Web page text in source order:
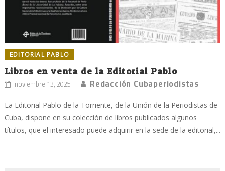
EDITORIAL PABLO
Libros en venta de la Editorial Pablo
noviembre 13, 2025 Redacción Cubaperiodistas
La Editorial Pablo de la Torriente, de la Unión de la Periodistas de
Cuba, dispone en su colección de libros publicados algunos
títulos, que el interesado puede adquirir en la sede de la editorial,...